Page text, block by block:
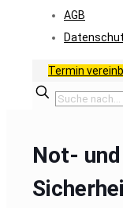
AGB
Termin
Not- und